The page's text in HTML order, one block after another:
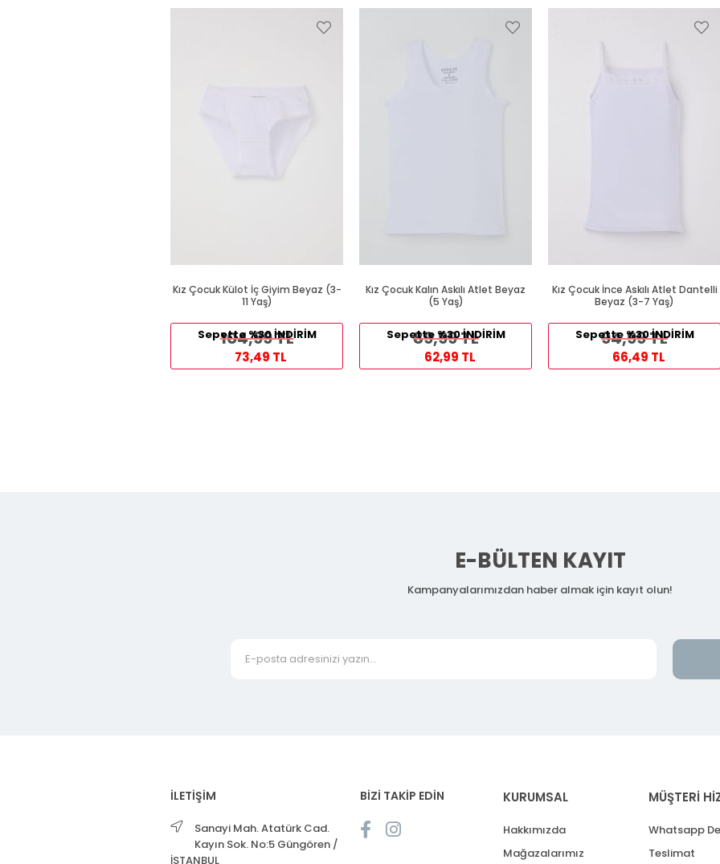
Kız Çocuk Külot İç Giyim Beyaz (3-
11 Yaş)
104,99 TL
Sepette %30 İNDİRİM
73,49 TL
Kız Çocuk Kalın Askılı Atlet Beyaz
(5 Yaş)
89,99 TL
Sepette %30 İNDİRİM
62,99 TL
Kız Çocuk İnce Askılı Atlet Dantelli
Beyaz (3-7 Yaş)
94,99 TL
Sepette %30 İNDİRİM
66,49 TL
E-BÜLTEN KAYIT
Kampanyalarımızdan haber almak için kayıt olun!
İLETİŞİM
Sanayi Mah. Atatürk Cad.
Kayın Sok. No:5 Güngören /
İSTANBUL
BİZİ TAKİP EDİN KURUMSAL
Hakkımızda
Mağazalarımız
MÜŞTERİ
Whatsapp
Teslimat